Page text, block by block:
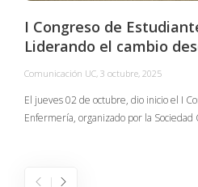
I Congreso de
Liderando el cambio
Comunicación UC, 3 octubre, 2025
El jueves 02 de octubre, dio inicio el I
Enfermería, organizado por la Sociedad